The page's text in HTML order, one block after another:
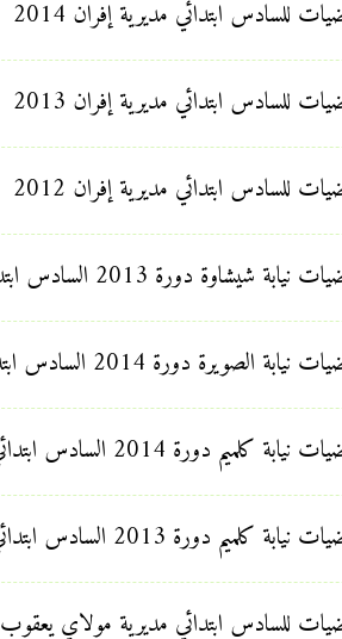
للسادس ابتدائي مديرية إفران 2014
للسادس ابتدائي مديرية إفران 2013
للسادس ابتدائي مديرية إفران 2012
دورة 2013 السادس ابتدائي
دورة 2014 السادس ابتدائي
دورة 2014 السادس ابتدائي
دورة 2013 السادس ابتدائي
للسادس ابتدائي مديرية مولاي يعقوب 2014